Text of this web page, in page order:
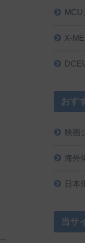
MCU
X-
おす
映画
海外
日本
当サ